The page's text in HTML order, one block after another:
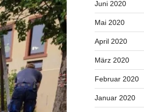
Juni 2020
Mai 2020
April 2020
März 2020
Februar 2020
Januar 2020